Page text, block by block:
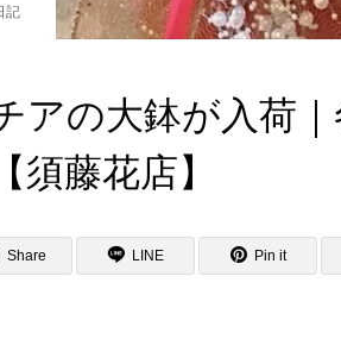
記
アの大鉢が入荷
須藤花店】
Share LINE Pin it